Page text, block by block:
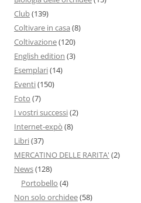
Club(139)
Coltivare in casa (8)
Coltivazione(120)
English edition (3)
Esemplari(14)
Eventi(150)
Foto (7)
I vostri successi(2)
Internet-expò (8)
Libri(37)
MERCATINO DELLE RARITA' (2)
News(128)
Portobello (4)
Non solo orchidee(58)